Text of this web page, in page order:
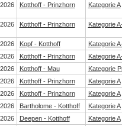
Kotthoff - Prinzhorn Kategorie A
Kotthoff - Prinzhorn Kategorie
Kopf - Kotthoff
Kategorie
Kotthoff - Prinzhorn
Kategorie
Kotthoff - Mau
Kategorie
Kotthoff - Prinzhorn
Kategorie A
Kotthoff - Prinzhorn
Kategorie A
Bartholome - Kotthoff
Kategorie A
Deepen - Kotthoff
Kategorie A